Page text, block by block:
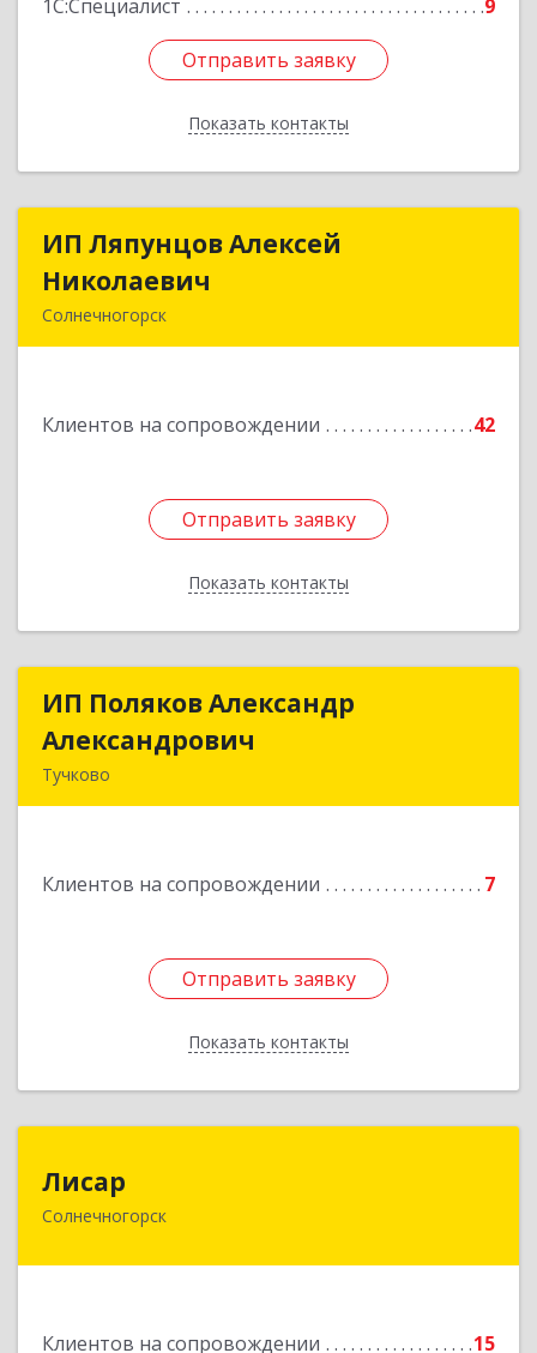
1С:Специалист
9
Отправить заявку
Показать контакты
Отправить заявку
Назад
ИП Ляпунцов Алексей
Николаевич
Солнечногорск
Клиентов на сопровождении 42
Отправить заявку
Показать контакты
ИП Ляпунцов Алексей
Отправить заявку
Назад
ИП Поляков Александр
Александрович
Тучково
Клиентов на сопровождении 7
Отправить заявку
Показать контакты
ИП Поляков Александр
Подробнее
Отправить заявку
Назад
Лисар
Солнечногорск
Клиентов на сопровождении
15
141551, Московская обл, Солнечногорский р-н,
Подробнее